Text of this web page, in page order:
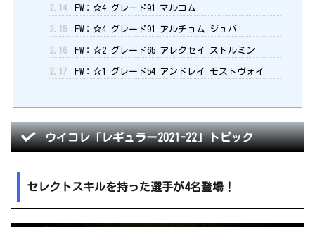
2.14 FW：☆4 グレード91 マルコム
2.15 FW：☆4 グレード91 アルチョム ジュバ
2.16 FW：☆2 グレード65 アレクセイ ストルミン
2.17 FW：☆1 グレード54 アンドレイ モストヴォイ
ウイコレ「レギュラー2021-22」トピック
セレクトスキルを持った選手が4名登場！